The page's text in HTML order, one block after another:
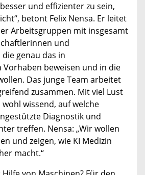
und effizienter zu sein,
betont Felix Nensa. Er leitet
Arbeitsgruppen mit insgesamt
und
genau das in
beweisen und in die
Das junge Team arbeitet
zusammen. Mit viel Lust
wissend, auf welche
Diagnostik und
treffen. Nensa: „Wir wollen
und zeigen, wie KI Medizin
macht.“